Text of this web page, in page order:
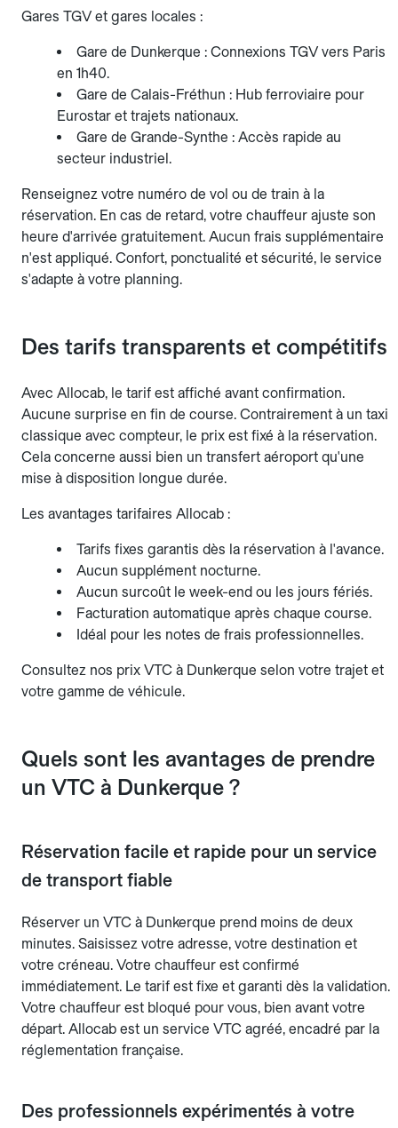
Gares TGV et gares locales :
Gare de Dunkerque : Connexions TGV vers Paris
en 1h40.
Gare de Calais-Fréthun : Hub ferroviaire pour
Eurostar et trajets nationaux.
Gare de Grande-Synthe : Accès rapide au
secteur industriel.
Renseignez votre numéro de vol ou de train à la
réservation. En cas de retard, votre chauffeur ajuste son
heure d'arrivée gratuitement. Aucun frais supplémentaire
n'est appliqué. Confort, ponctualité et sécurité, le service
s'adapte à votre planning.
Des tarifs transparents et compétitifs
Avec Allocab, le tarif est affiché avant confirmation.
Aucune surprise en fin de course. Contrairement à un taxi
classique avec compteur, le prix est fixé à la réservation.
Cela concerne aussi bien un transfert aéroport qu'une
mise à disposition longue durée.
Les avantages tarifaires Allocab :
Tarifs fixes garantis dès la réservation à l'avance.
Aucun supplément nocturne.
Aucun surcoût le week-end ou les jours fériés.
Facturation automatique après chaque course.
Idéal pour les notes de frais professionnelles.
Consultez nos prix VTC à Dunkerque selon votre trajet et
votre gamme de véhicule.
Quels sont les avantages de prendre
un VTC à Dunkerque ?
Réservation facile et rapide pour un service
de transport fiable
Réserver un VTC à Dunkerque prend moins de deux
minutes. Saisissez votre adresse, votre destination et
votre créneau. Votre chauffeur est confirmé
immédiatement. Le tarif est fixe et garanti dès la validation.
Votre chauffeur est bloqué pour vous, bien avant votre
départ. Allocab est un service VTC agréé, encadré par la
réglementation française.
Des professionnels expérimentés à votre